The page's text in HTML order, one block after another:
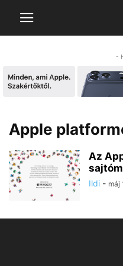
-
Apple
Az
Ildi - máj